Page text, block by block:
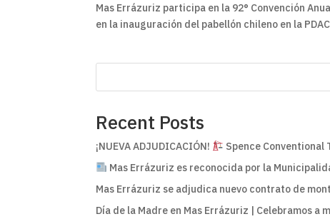
Mas Errázuriz participa en la 92° Convención
en la inauguración del pabellón chileno en la
Recent Posts
¡NUEVA ADJUDICACIÓN!
Spence Conventional
Mas Errázuriz es reconocida por la
Mas Errázuriz se adjudica nuevo contrato de
Día de la Madre en Mas Errázuriz | Celebramos a